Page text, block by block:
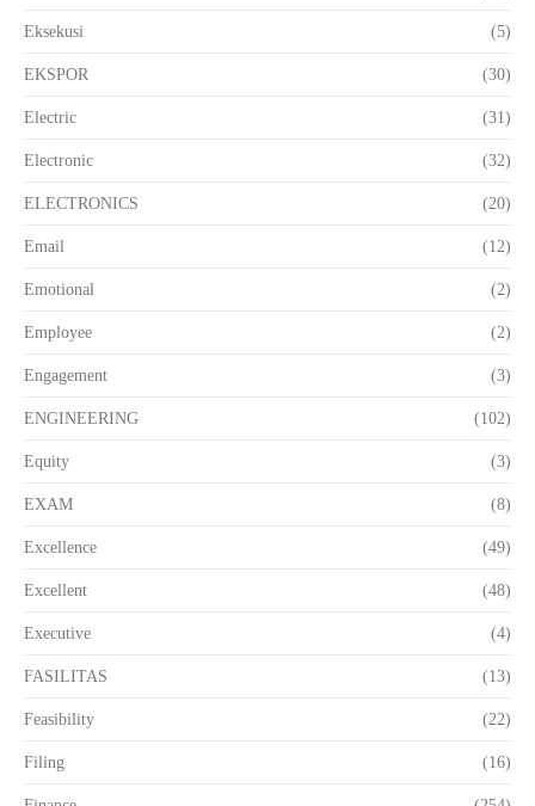
Eksekusi (5)
EKSPOR (30)
Electric (31)
Electronic (32)
ELECTRONICS (20)
Email (12)
Emotional (2)
Employee (2)
Engagement (3)
ENGINEERING (102)
Equity (3)
EXAM (8)
Excellence (49)
Excellent (48)
Executive (4)
FASILITAS (13)
Feasibility (22)
Filing (16)